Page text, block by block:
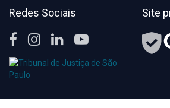
Redes Sociais Site